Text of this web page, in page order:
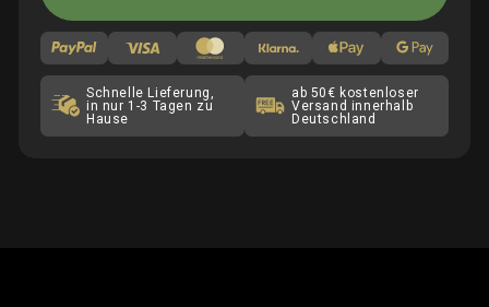
Schnelle Lieferung,
in nur 1-3 Tagen zu
Hause
ab 50€ kostenloser
Versand innerhalb
Deutschland